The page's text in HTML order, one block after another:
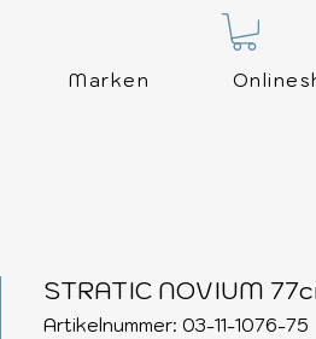
Marken
STRATIC NOVIUM
Artikelnummer: 03-11-1076-75